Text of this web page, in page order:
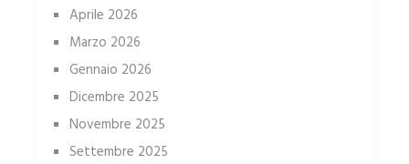
Aprile 2026
Marzo 2026
Gennaio 2026
Dicembre 2025
Novembre 2025
Settembre 2025